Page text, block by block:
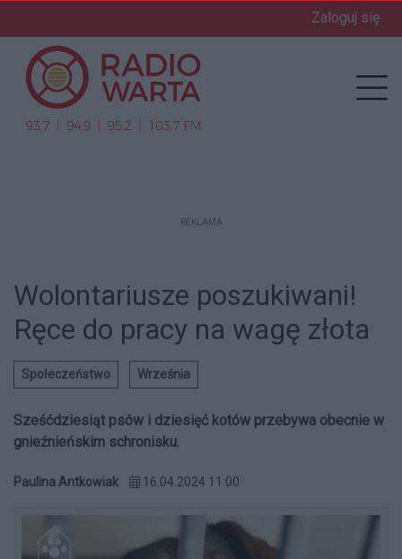
Zaloguj się
REKLAMA
Wolontariusze poszukiwani!
Ręce do pracy na wagę złota
Społeczeństwo Września
Sześćdziesiąt psów i dziesięć kotów przebywa obecnie w
gnieźnieńskim schronisku.
Paulina Antkowiak 16.04.2024 11:00